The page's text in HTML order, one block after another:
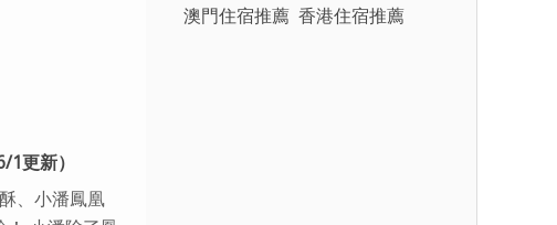
更新）
、小潘鳳凰
澳門住宿推薦 香港住宿推薦